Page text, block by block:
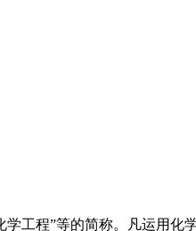
学工程”等的简称。凡运用